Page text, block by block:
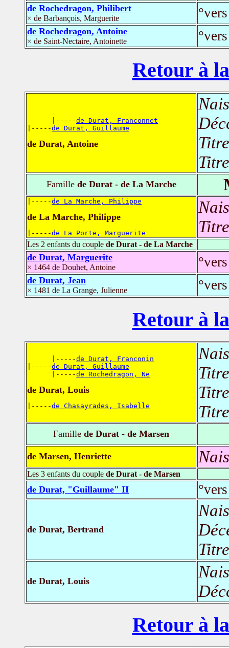
de Rochedragon, Philibert
× de Barbançois, Marguerite
de Rochedragon, Antoine
× de Saint-Nectaire, Antoinette
Retour à
      |-----
de Durat, Franconnet
|-----de Durat, Guillaume
de Durat, Antoine
Famillede Durat - de La Marche
|-----de La Marche, Philippe
de La Marche, Philippe
|-----de La Porte, Marguerite
Les 2 enfants du couple de Durat - de La Marche
de Durat, Marguerite
× 1464 de Douhet, Antoine
de Durat, Jean
× 1481 de La Grange, Julienne
Retour à
      |-----
de Durat, Franconin
|-----de Durat, Guillaume
      |-----
de Rochedragon, Ne
de Durat, Louis
|-----de Chasayrades, Isabelle
Famille de Durat - de Marsen
de Marsen, Henriette
Les 3 enfants du couple de Durat - de Marsen
de Durat, "Guillaume" II
de Durat, Bertrand
de Durat, Louis
Retour à